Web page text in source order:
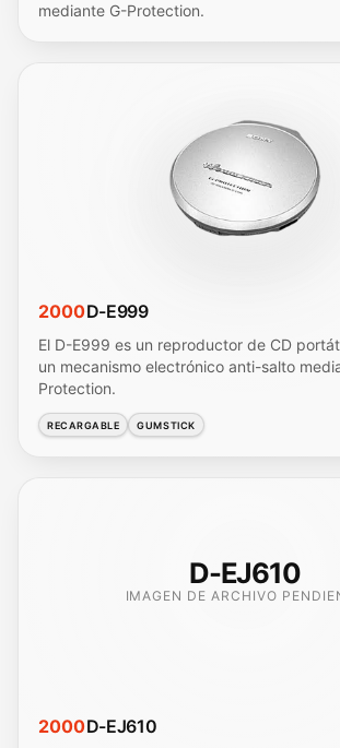
mediante G-Protection.
2000D-E999
El D-E999 es un reproductor de CD
un mecanismo electrónico anti-salto
Protection.
RECARGABLE GUMSTICK
D-EJ610
IMAGEN DE ARCHIVO
2000D-EJ610